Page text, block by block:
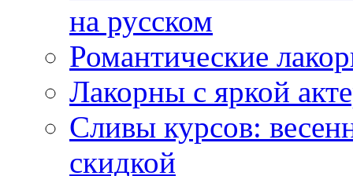
на русском
Романтические
Лакорны с яркой
Сливы курсов:
скидкой